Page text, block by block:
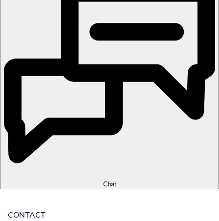
Chat
CONTACT